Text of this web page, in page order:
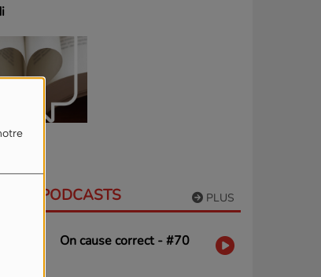
page
PLUS
PODCASTS
On cause correct - #70